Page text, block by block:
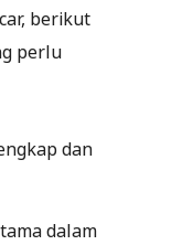
berikut
perlu
dan
dalam